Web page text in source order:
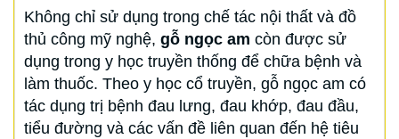
Không chỉ sử dụng trong chế tác nội thất và đồ
thủ công mỹ nghệ, gỗ ngọc am còn được sử
dụng trong y học truyền thống để chữa bệnh và
làm thuốc. Theo y học cổ truyền, gỗ ngọc am có
tác dụng trị bệnh đau lưng, đau khớp, đau đầu,
tiểu đường và các vấn đề liên quan đến hệ tiêu